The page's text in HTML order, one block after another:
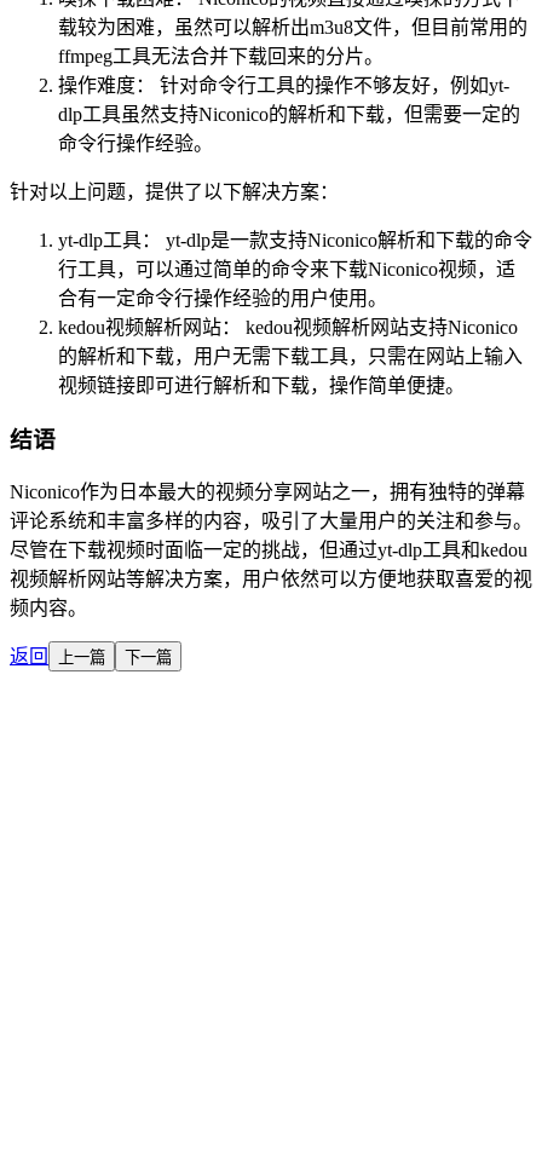
载较为困难，虽然可以解析出m3u8文件，但目前常用的
ffmpeg工具无法合并下载回来的分片。
操作难度： 针对命令行工具的操作不够友好，例如yt-
dlp工具虽然支持Niconico的解析和下载，但需要一定的
命令行操作经验。
针对以上问题，提供了以下解决方案：
yt-dlp工具： yt-dlp是一款支持Niconico解析和下载的命令
行工具，可以通过简单的命令来下载Niconico视频，适
合有一定命令行操作经验的用户使用。
kedou视频解析网站： kedou视频解析网站支持Niconico
的解析和下载，用户无需下载工具，只需在网站上输入
视频链接即可进行解析和下载，操作简单便捷。
结语
Niconico作为日本最大的视频分享网站之一，拥有独特的弹幕
评论系统和丰富多样的内容，吸引了大量用户的关注和参与。
尽管在下载视频时面临一定的挑战，但通过yt-dlp工具和kedou
视频解析网站等解决方案，用户依然可以方便地获取喜爱的视
频内容。
返回 上一篇 下一篇